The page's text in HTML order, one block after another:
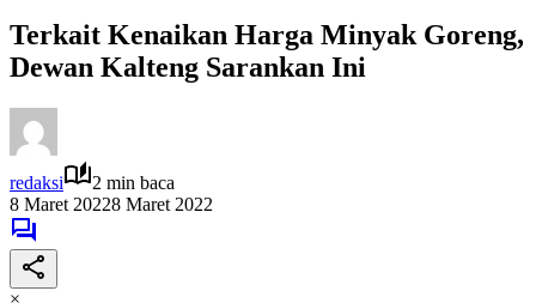
Terkait Kenaikan Harga Minyak Goreng,
Dewan Kalteng Sarankan Ini
redaksi
2 min baca
8 Maret 20228 Maret 2022
×